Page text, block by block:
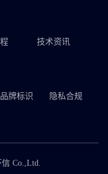
技术资讯
品牌标识
隐私合规
Co.,Ltd.